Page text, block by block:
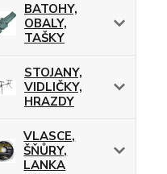
BATOHY,
OBALY,
TAŠKY
STOJANY,
VIDLIČKY,
HRAZDY
VLASCE,
ŠŇŮRY,
LANKA